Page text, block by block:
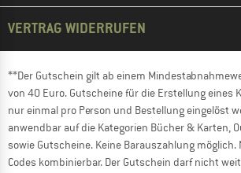
VERTRAG WIDERRUFEN
**Der Gutschein gilt ab einem
von 40 Euro. Gutscheine für die Erstellung eines
nur einmal pro Person und Bestellung eingelöst
anwendbar auf die Kategorien Bücher & Karten,
sowie Gutscheine. Keine Barauszahlung
Codes kombinierbar. Der Gutschein darf nicht